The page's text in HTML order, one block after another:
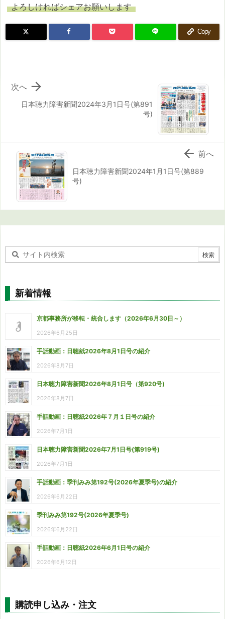
よろしければシェアお願いします
Copy
日本聴力障害新聞2024年3月1日号(第891
号)

次へ
日本聴力障害新聞2024年1月1日号(第889
号)
 前へ
新着情報
京都事務所が移転・統合します（2026年6月30日～）
2026年6月25日
手話動画：日聴紙2026年8月1日号の紹介
2026年8月7日
日本聴力障害新聞2026年8月1日号（第920号)
2026年8月7日
手話動画：日聴紙2026年７月１日号の紹介
2026年7月1日
日本聴力障害新聞2026年7月1日号(第919号)
2026年7月1日
手話動画：季刊みみ第192号(2026年夏季号)の紹介
2026年6月22日
季刊みみ第192号(2026年夏季号)
2026年6月22日
手話動画：日聴紙2026年6月1日号の紹介
2026年6月12日
購読申し込み・注文